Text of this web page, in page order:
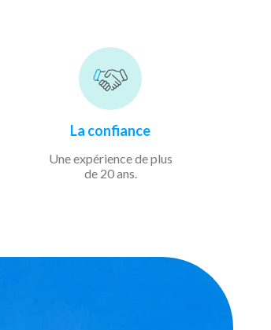
La confiance
Une expérience deplus
de 20 ans.